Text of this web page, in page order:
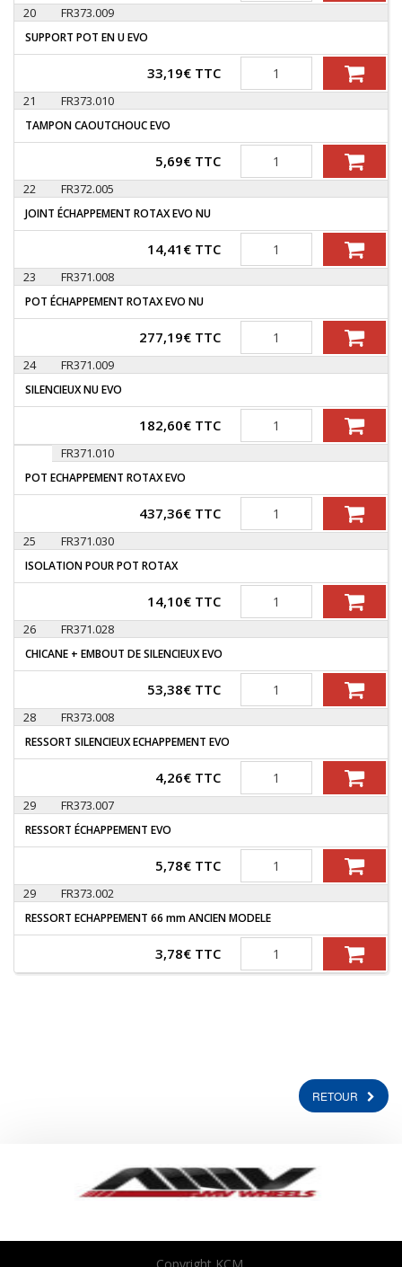
20 FR373.009
SUPPORT POT EN U EVO
33,19€ TTC Quantité
21 FR373.010
TAMPON CAOUTCHOUC EVO
5,69€ TTC Quantité
22 FR372.005
JOINT ÉCHAPPEMENT ROTAX EVO NU
14,41 € TTC Quantité
23 FR371.008
POT ÉCHAPPEMENT ROTAX EVO NU
277,19€ TTC Quantité
24 FR371.009
SILENCIEUX NU EVO
182,60€ TTC Quantité
FR371.010
POT ECHAPPEMENT ROTAX EVO
437,36€ TTC Quantité
25 FR371.030
ISOLATION POUR POT ROTAX
14,10€ TTC Quantité
26 FR371.028
CHICANE + EMBOUT DE SILENCIEUX EVO
53,38€ TTC Quantité
28 FR373.008
RESSORT SILENCIEUX ECHAPPEMENT EVO
4,26€ TTC Quantité
29 FR373.007
RESSORT ÉCHAPPEMENT EVO
5,78€ TTC Quantité
29 FR373.002
RESSORT ECHAPPEMENT 66 mm ANCIEN MODELE
3,78€ TTC Quantité
RETOUR